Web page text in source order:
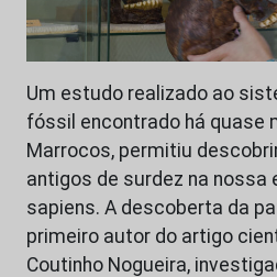
Um estudo realizado ao
fóssil encontrado há quase
Marrocos, permitiu
antigos de surdez na nossa
sapiens. A descoberta da
primeiro autor do artigo
Coutinho Nogueira,